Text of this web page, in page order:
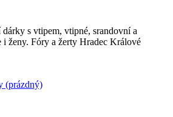
s vtipem, vtipné, srandovní a
i ženy. Fóry a žerty Hradec Králové
(prázdný)